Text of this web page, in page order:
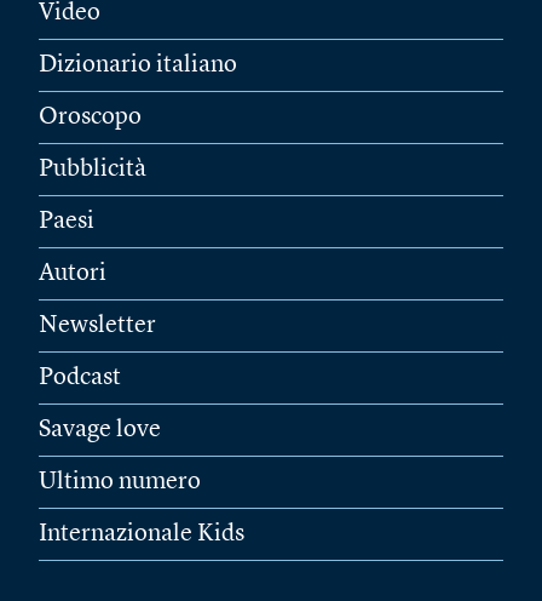
Video
Dizionario italiano
Oroscopo
Pubblicità
Paesi
Autori
Newsletter
Podcast
Savage love
Ultimo numero
Internazionale Kids